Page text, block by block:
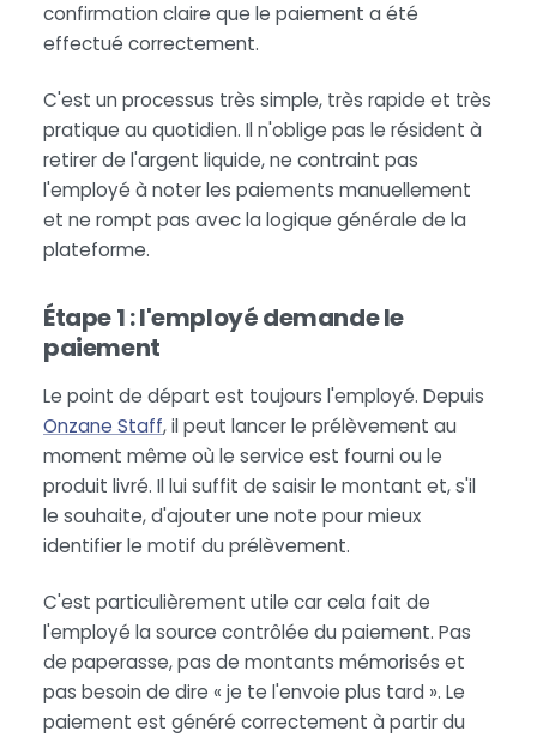
confirmation claire que le paiement a été
effectué correctement.
C'est un processus très simple, très rapide et très
pratique au quotidien. Il n'oblige pas le résident à
retirer de l'argent liquide, ne contraint pas
l'employé à noter les paiements manuellement
et ne rompt pas avec la logique générale de la
plateforme.
Étape 1 : l'employé demande le
paiement
Le point de départ est toujours l'employé. Depuis
Onzane Staff, il peut lancer le prélèvement au
moment même où le service est fourni ou le
produit livré. Il lui suffit de saisir le montant et, s'il
le souhaite, d'ajouter une note pour mieux
identifier le motif du prélèvement.
C'est particulièrement utile car cela fait de
l'employé la source contrôlée du paiement. Pas
de paperasse, pas de montants mémorisés et
pas besoin de dire « je te l'envoie plus tard ». Le
paiement est généré correctement à partir du